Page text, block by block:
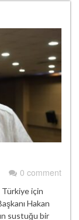
0 comment
Türkiye için
Hakan
sustuğu bir